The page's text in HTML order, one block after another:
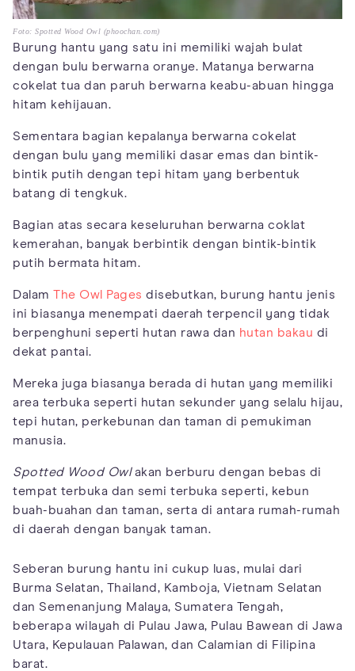
Foto: Spotted Wood Owl (phoochan.com)
Burung hantu yang satu ini memiliki wajah bulat
dengan bulu berwarna oranye. Matanya berwarna
cokelat tua dan paruh berwarna keabu-abuan hingga
hitam kehijauan.
Sementara bagian kepalanya berwarna cokelat
dengan bulu yang memiliki dasar emas dan bintik-
bintik putih dengan tepi hitam yang berbentuk
batang di tengkuk.
Bagian atas secara keseluruhan berwarna coklat
kemerahan, banyak berbintik dengan bintik-bintik
putih bermata hitam.
Dalam The Owl Pages disebutkan, burung hantu jenis
ini biasanya menempati daerah terpencil yang tidak
berpenghuni seperti hutan rawa dan hutan bakau di
dekat pantai.
Mereka juga biasanya berada di hutan yang memiliki
area terbuka seperti hutan sekunder yang selalu hijau,
tepi hutan, perkebunan dan taman di pemukiman
manusia.
Spotted Wood Owlakan berburu dengan bebas di
tempat terbuka dan semi terbuka seperti, kebun
buah-buahan dan taman, serta di antara rumah-rumah
di daerah dengan banyak taman.
Seberan burung hantu ini cukup luas, mulai dari
Burma Selatan, Thailand, Kamboja, Vietnam Selatan
dan Semenanjung Malaya, Sumatera Tengah,
beberapa wilayah di Pulau Jawa, Pulau Bawean di Jawa
Utara, Kepulauan Palawan, dan Calamian di Filipina
barat.